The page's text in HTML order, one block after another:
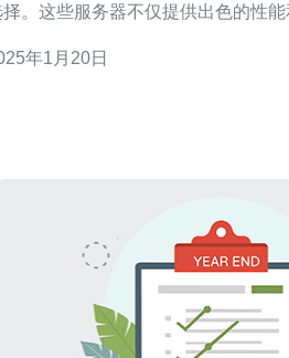
择。这些服务器不仅提供出色的性
尖服务器以其卓越的性能而闻名。
年1月20日